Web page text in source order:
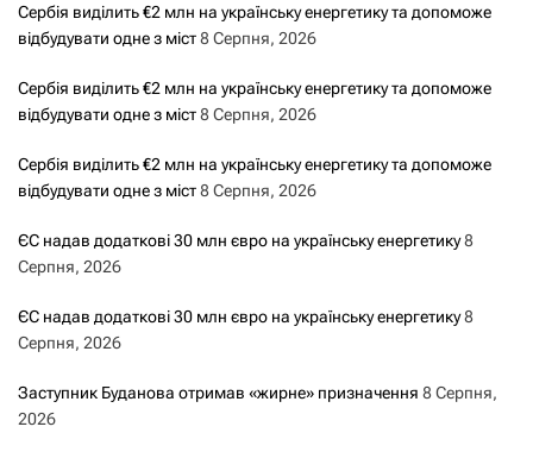
Сербія виділить €2 млн на українську енергетику та допоможе
відбудувати одне з міст8 Серпня, 2026
Сербія виділить €2 млн на українську енергетику та допоможе
відбудувати одне з міст8 Серпня, 2026
Сербія виділить €2 млн на українську енергетику та допоможе
відбудувати одне з міст8 Серпня, 2026
ЄС надав додаткові 30 млн євро на українську енергетику8
Серпня, 2026
ЄС надав додаткові 30 млн євро на українську енергетику8
Серпня, 2026
Заступник Буданова отримав «жирне» призначення 8 Серпня,
2026